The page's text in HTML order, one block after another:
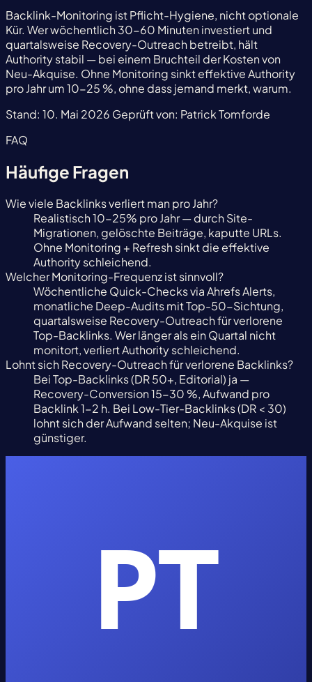
Backlink-Monitoring ist Pflicht-Hygiene, nicht optionale
Kür. Wer wöchentlich 30-60 Minuten investiert und
quartalsweise Recovery-Outreach betreibt, hält
Authority stabil — bei einem Bruchteil der Kosten von
Neu-Akquise. Ohne Monitoring sinkt effektive Authority
pro Jahr um 10-25 %, ohne dass jemand merkt, warum.
Stand: 10. Mai 2026 Geprüft von: Patrick Tomforde
FAQ
Häufige Fragen
Wie viele Backlinks verliert man pro Jahr?
Realistisch 10-25% pro Jahr — durch Site-
Migrationen, gelöschte Beiträge, kaputte URLs.
Ohne Monitoring + Refresh sinkt die effektive
Authority schleichend.
Welcher Monitoring-Frequenz ist sinnvoll?
Wöchentliche Quick-Checks via Ahrefs Alerts,
monatliche Deep-Audits mit Top-50-Sichtung,
quartalsweise Recovery-Outreach für verlorene
Top-Backlinks. Wer länger als ein Quartal nicht
monitort, verliert Authority schleichend.
Lohnt sich Recovery-Outreach für verlorene Backlinks?
Bei Top-Backlinks (DR 50+, Editorial) ja —
Recovery-Conversion 15-30 %, Aufwand pro
Backlink 1-2 h. Bei Low-Tier-Backlinks (DR < 30)
lohnt sich der Aufwand selten; Neu-Akquise ist
günstiger.